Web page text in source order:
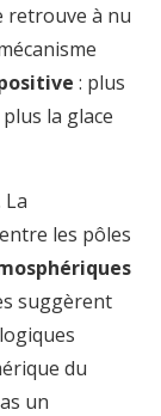
retrouve à nu
: plus
la glace
La
les pôles
suggèrent
du
un